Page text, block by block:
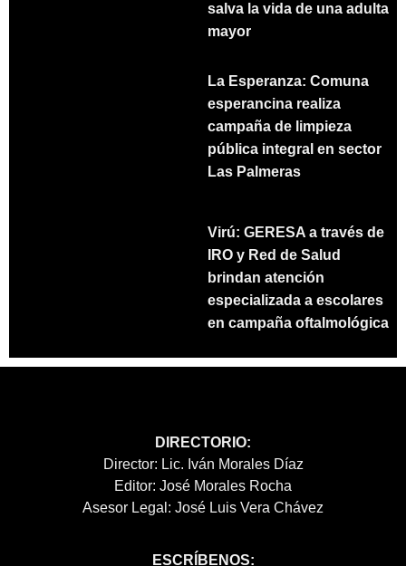
salva la vida de una adulta
mayor
La Esperanza: Comuna
esperancina realiza
campaña de limpieza
pública integral en sector
Las Palmeras
Virú: GERESA a través de
IRO y Red de Salud
brindan atención
especializada a escolares
en campaña oftalmológica
DIRECTORIO:
Director: Lic. Iván Morales Díaz
Editor: José Morales Rocha
Asesor Legal: José Luis Vera Chávez
ESCRÍBENOS: